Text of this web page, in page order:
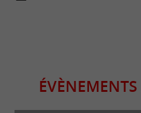
ÉVÈNEMENTS